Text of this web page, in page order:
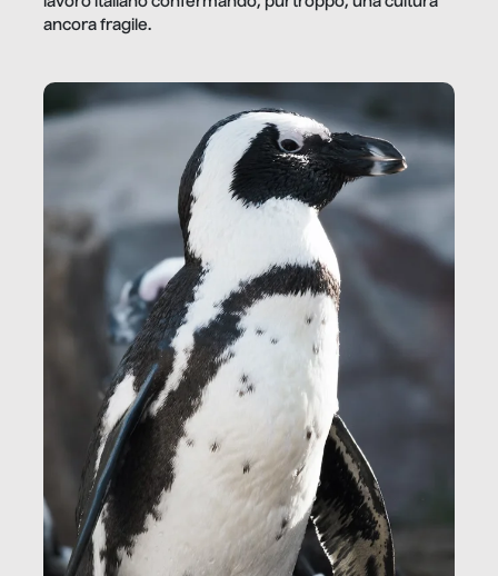
ancora fragile.